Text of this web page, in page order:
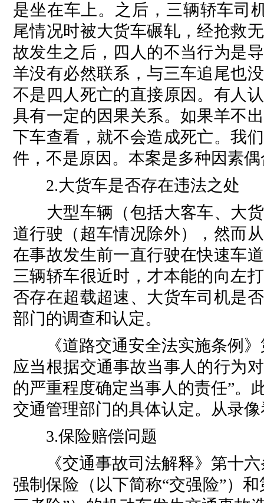
是坐在车上。之后，三辆轿车司
尾情况时被大货车碾轧，经抢救
故发生之后，四人的不当行为是
羊没有必然联系，与三车追尾也
不是四人死亡的直接原因。有人
具有一定的因果关系。如果羊不
下车查看，就不会造成死亡。我
件，不是原因。本案是多种因素
2.大货车是否存在违法之处
大型车辆（包括大客车、大货
道行驶（超车情况除外），然而
在事故发生前一直行驶在快速车
三辆轿车很近时，才本能的向左
否存在超载超速、大货车司机是
部门的调查和认定。
《道路交通安全法实施条例》
应当根据交通事故当事人的行为
的严重程度确定当事人的责任”。
交通管理部门的具体认定。从录
3.保险赔偿问题
《交通事故司法解释》第十六
强制保险（以下简称“交强险”）